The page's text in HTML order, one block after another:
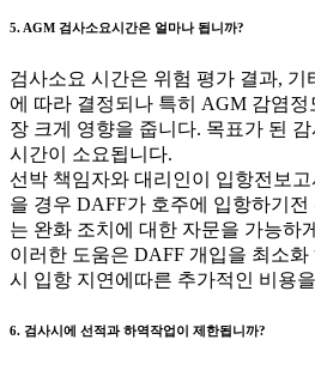
5. AGM 검사소요시간은 얼마나 됩니까?
검사소요 시간은 위험 평가 결과,
에 따라 결정되나 특히 AGM 감염
장 크게 영향을 줍니다. 목표가 된
시간이 소요됩니다.
선박 책임자와 대리인이 입항전보
을 경우 DAFF가 호주에 입항하기
는 완화 조치에 대한 자문을 가능하
이러한 도움은 DAFF 개입을 최소
시 입항 지연에따른 추가적인 비용
6. 검사시에 선적과 하역작업이 제한됩니까?